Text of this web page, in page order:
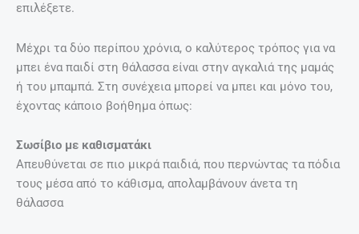
επιλέξετε.
Μέχρι τα δύο περίπου χρόνια, ο καλύτερος τρόπος για να
μπει ένα παιδί στη θάλασσα είναι στην αγκαλιά της μαμάς
ή του μπαμπά. Στη συνέχεια μπορεί να μπει και μόνο του,
έχοντας κάποιο βοήθημα όπως:
Σωσίβιο με καθισματάκι
Απευθύνεται σε πιο μικρά παιδιά, που περνώντας τα πόδια
τους μέσα από το κάθισμα, απολαμβάνουν άνετα τη
θάλασσα